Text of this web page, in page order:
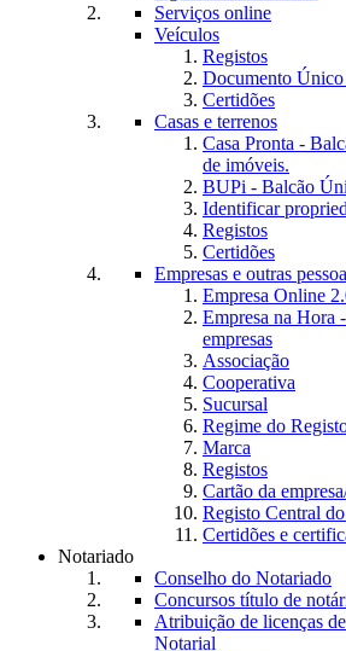
Serviços online
Veículos
Registos
Documento
Certidões
Casas e terrenos
Casa Pronta -
de imóveis.
BUPi - Balcão
Identificar
Registos
Certidões
Empresas e outras
Empresa Online
Empresa na Hora
empresas
Associação
Cooperativa
Sucursal
Regime do
Marca
Registos
Cartão da
Registo Central
Certidões e
Notariado
Conselho do Notariado
Concursos título de
Atribuição de licenças
Notarial